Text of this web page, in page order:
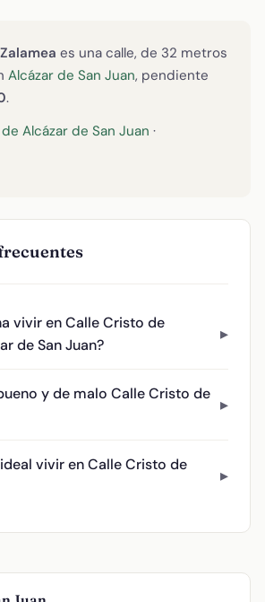
es una calle, de 32 metros
Alcázar de San Juan, pendiente
.
Alcázar de San Juan ·
vivir en Calle Cristo de
de San Juan?
y de malo Calle Cristo de
vivir en Calle Cristo de